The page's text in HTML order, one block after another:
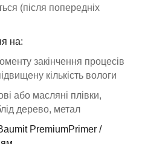
(після попередніх
на:
закінчення процесів
кількість вологи
або масляні плівки,
дерево, метал
PremiumPrimer /